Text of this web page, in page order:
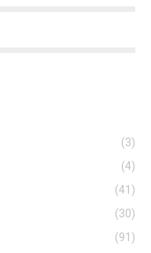
(3)
(4)
(41)
(30)
(91)